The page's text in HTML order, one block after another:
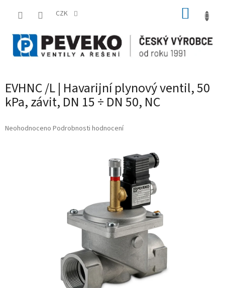
CZK
EVHNC /L | Havarijní plynový ventil, 50
kPa, závit, DN 15 ÷ DN 50, NC
Průměrné
Neohodnoceno Podrobnosti hodnocení